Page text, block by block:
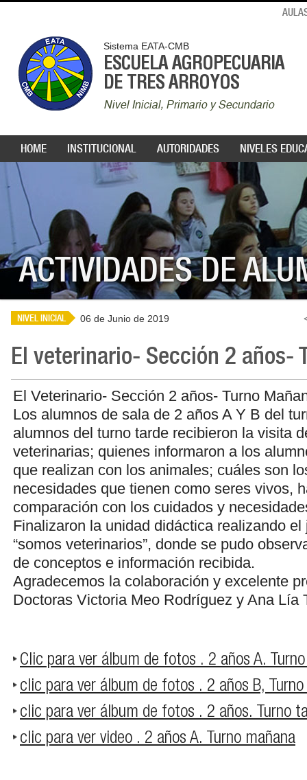
Sistema EATA-CMB
ESCUELA AGROPECUARIA
DE TRES ARROYOS
Nivel Inicial, Primario y Secundario
HOME INSTITUCIONAL AUTORIDADES NIVELES
ACTIVIDADES DE
NIVEL INICIAL 06 de Junio de 2019
El veterinario- Sección 2 años-
El Veterinario- Sección 2 años- Turno
Los alumnos de sala de 2 años A Y B del
alumnos del turno tarde recibieron la visita
veterinarias; quienes informaron a los
que realizan con los animales; cuáles son
necesidades que tienen como seres vivos,
comparación con los cuidados y
Finalizaron la unidad didáctica realizando el
“somos veterinarios”, donde se pudo
de conceptos e información recibida.
Agradecemos la colaboración y excelente
Doctoras Victoria Meo Rodríguez y Ana Lía
Clic para ver álbum de fotos . 2 años A.
clic para ver álbum de fotos . 2 años B,
clic para ver álbum de fotos . 2 años. Turno
clic para ver video . 2 años A. Turno mañana